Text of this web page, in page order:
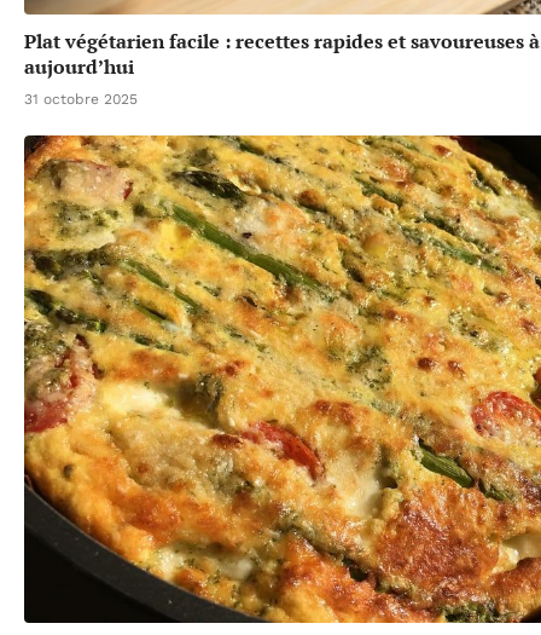
Plat végétarien facile : recettes rapides et savoureuses à
aujourd’hui
31 octobre 2025